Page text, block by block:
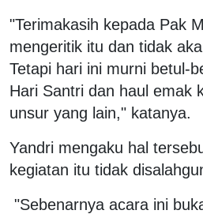
"Terimakasih kepada Pak
mengeritik itu dan tidak
Tetapi hari ini murni betul-
Hari Santri dan haul emak
unsur yang lain," katanya.
Yandri mengaku hal
kegiatan itu tidak
"Sebenarnya acara ini